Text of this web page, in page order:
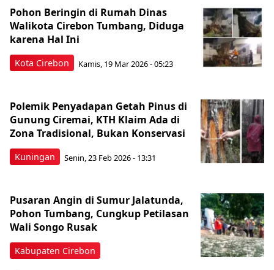
Kota Cirebon
Pohon Beringin di Rumah Dinas
Walikota Cirebon Tumbang, Diduga
karena Hal Ini
Kamis, 19 Mar 2026 - 05:23
Kuningan
Polemik Penyadapan Getah Pinus di
Gunung Ciremai, KTH Klaim Ada di
Zona Tradisional, Bukan Konservasi
Senin, 23 Feb 2026 - 13:31
Kabupaten Cirebon
Pusaran Angin di Sumur Jalatunda,
Pohon Tumbang, Cungkup Petilasan
Wali Songo Rusak